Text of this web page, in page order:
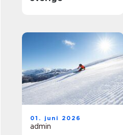
01. juni 2026
admin